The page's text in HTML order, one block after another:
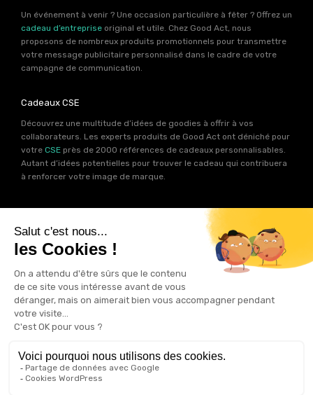
Un événement à venir ? Une occasion particulière à fêter ? Offrez un
cadeau d’entreprise original et utile. Chez Good Act, nous
proposons de nombreux produits promotionnels pour transmettre
votre message publicitaire personnalisé dans le cadre de votre
campagne de communication.
Cadeaux CSE
Découvrez une multitude d’idées de goodies à offrir à vos
collaborateurs. Les experts produits de Good Act ont déniché pour
votre CSE près de 2000 références de cadeaux personnalisables.
Autant d’idées potentielles pour trouver le cadeau qui contribuera
à renforcer votre image de marque.
Goodies RSE
Vous souhaitez communiquer en accord avec vos valeurs ? Ca
tombe bien ! Un grand nombre de produits présents sur Good Act
Notre sélection RSEvous
permet de trouver un goodies parfait pour votre campagne de
communication. Des produits fabriqués avec amour dans de
bonnes conditions et un impact limité sur la planête.